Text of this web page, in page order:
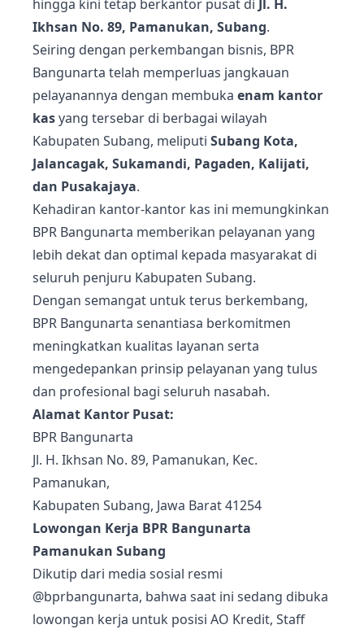
hingga kini tetap berkantor pusat di Jl. H.
Ikhsan No. 89, Pamanukan, Subang.
Seiring dengan perkembangan bisnis, BPR
Bangunarta telah memperluas jangkauan
pelayanannya dengan membuka enam kantor
kasyang tersebar di berbagai wilayah
Kabupaten Subang, meliputi Subang Kota,
Jalancagak, Sukamandi, Pagaden, Kalijati,
dan Pusakajaya.
Kehadiran kantor-kantor kas ini memungkinkan
BPR Bangunarta memberikan pelayanan yang
lebih dekat dan optimal kepada masyarakat di
seluruh penjuru Kabupaten Subang.
Dengan semangat untuk terus berkembang,
BPR Bangunarta senantiasa berkomitmen
meningkatkan kualitas layanan serta
mengedepankan prinsip pelayanan yang tulus
dan profesional bagi seluruh nasabah.
Alamat Kantor Pusat:
BPR Bangunarta
Jl. H. Ikhsan No. 89, Pamanukan, Kec.
Pamanukan,
Kabupaten Subang, Jawa Barat 41254
Lowongan Kerja BPR Bangunarta
Pamanukan Subang
Dikutip dari media sosial resmi
@bprbangunarta, bahwa saat ini sedang dibuka
lowongan kerja untuk posisi AO Kredit, Staff